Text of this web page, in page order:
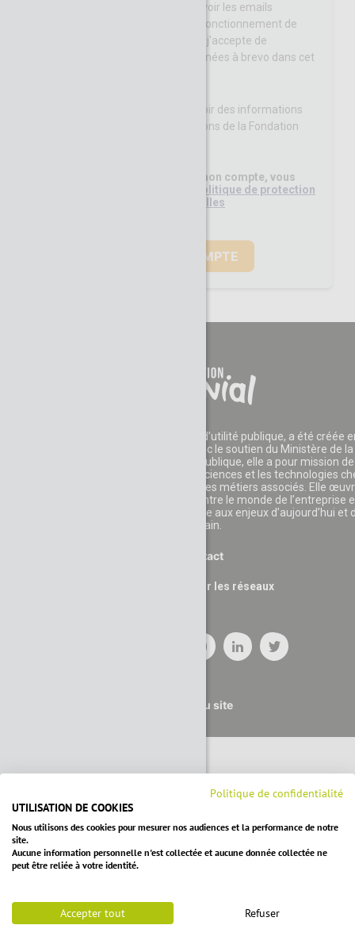
J’acccepte de recevoir les emails
permettant le bon fonctionnement de
CGenial-Connect et j'accepte de
transferer mes données à brevo dans cet
J'accepte de recevoir des informations
concernant les actions de la Fondation
En cliquant sur Créer mon compte, vous
Politique de protection
des données personnelles
La Fondation CGénial, reconnue d’utilité publique, a été créée
2006 par des entreprises et avec le soutien du Ministère de la
Recherche. Reconnue d’utilité publique, elle a pour mission de
développer l'appétence pour les sciences et les technologies
les jeunes et leur faire découvrir les métiers associés. Elle
également au rapprochement entre le monde de l’entreprise
celui de l’éducation pour faire face aux enjeux d’aujourd’hui et
demain.
Contact
Suivez nous sur les réseaux
Plan du site
Politique de confidentialité
UTILISATION DE COOKIES
Nous utilisons des cookies pour mesurer nos audiences et la performance de notre
site.
Aucune information personnelle n'est collectée et aucune donnée collectée ne
peut être reliée à votre identité.
Accepter tout Refuser